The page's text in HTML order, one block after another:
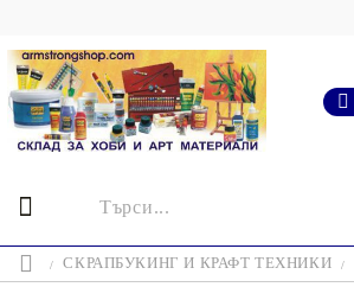
СКРАПБУКИНГ И КРАФТ ТЕХНИКИ